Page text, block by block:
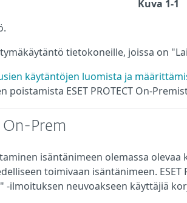
Kuva 1-1
tietokoneille, joissa on
käytäntöjen luomista ja
ESET PROTECT On-
On-Prem
isäntänimeen olemassa
toimivaan isäntänimeen. ESET
ilmoituksen neuvoakseen käyttäjiä